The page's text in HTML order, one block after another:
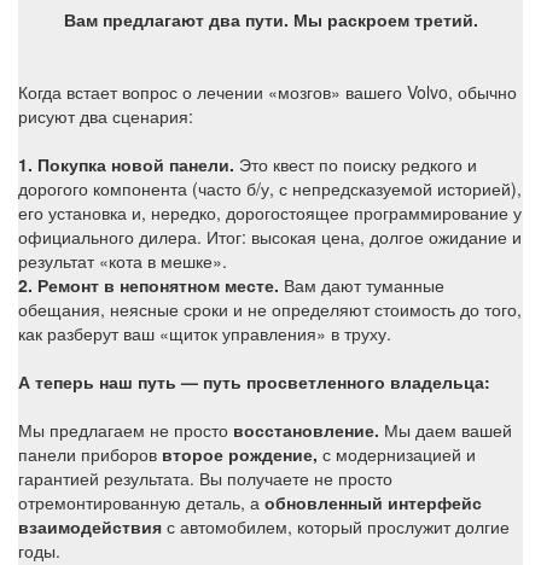
Вам предлагают два пути. Мы раскроем третий.
Когда встает вопрос о лечении «мозгов» вашего Volvo, обычно
рисуют два сценария:
1. Покупка новой панели. Это квест по поиску редкого и
дорогого компонента (часто б/у, с непредсказуемой историей),
его установка и, нередко, дорогостоящее программирование у
официального дилера. Итог: высокая цена, долгое ожидание и
результат «кота в мешке».
2. Ремонт в непонятном месте. Вам дают туманные
обещания, неясные сроки и не определяют стоимость до того,
как разберут ваш «щиток управления» в труху.
А теперь наш путь — путь просветленного владельца:
Мы предлагаем не просто восстановление. Мы даем вашей
панели приборов второе рождение, с модернизацией и
гарантией результата. Вы получаете не просто
отремонтированную деталь, а обновленный интерфейс
взаимодействия с автомобилем, который прослужит долгие
годы.